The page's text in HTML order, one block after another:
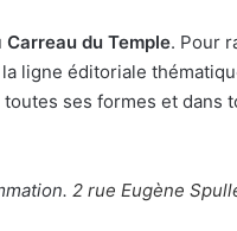
Carreau du Temple. Pour
la ligne éditoriale
ses formes et
2 rue Eugène